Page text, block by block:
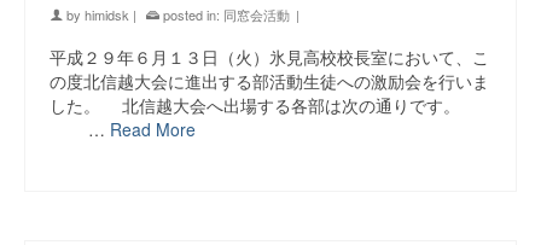
by himidsk | posted in: 同窓会活動 |
平成２９年６月１３日（火）氷見高校校長室において、こ
の度北信越大会に進出する部活動生徒への激励会を行いま
した。 北信越大会へ出場する各部は次の通りです。
… Read More